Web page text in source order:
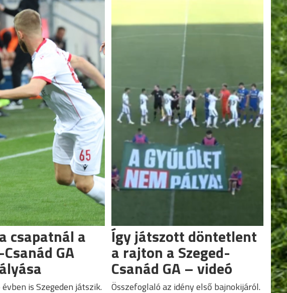
csapatnál a
GA
is Szegeden játszik.
Így játszott döntetlent
a rajton a Szeged-
Csanád GA – videó
Összefoglaló az idény első bajnokijáról.